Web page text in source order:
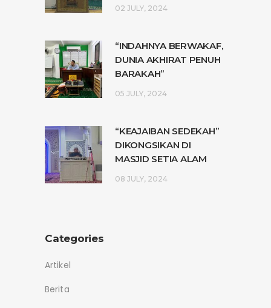
02 JULY, 2024
“INDAHNYA BERWAKAF,
DUNIA AKHIRAT PENUH
BARAKAH”
05 JULY, 2024
“KEAJAIBAN SEDEKAH”
DIKONGSIKAN DI
MASJID SETIA ALAM
08 JULY, 2024
Categories
Artikel
Berita